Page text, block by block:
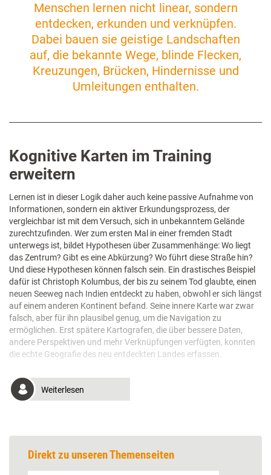
Menschen lernen nicht linear, sondern
entdecken, erkunden und verknüpfen.
Dabei bauen sie geistige Landschaften
auf, die bekannte Wege, blinde Flecken,
Kreuzungen, Brücken, Hindernisse und
Umleitungen enthalten.
Kognitive Karten im Training
erweitern
Lernen ist in dieser Logik daher auch keine passive Aufnahme von
Informationen, sondern ein aktiver Erkundungsprozess, der
vergleichbar ist mit dem Versuch, sich in unbekanntem Gelände
zurechtzufinden. Wer zum ersten Mal in einer fremden Stadt
unterwegs ist, bildet Hypothesen über Zusammenhänge: Wo liegt
das Zentrum? Gibt es eine Abkürzung? Wo führt diese Straße hin?
Und diese Hypothesen können falsch sein. Ein drastisches Beispiel
dafür ist Christoph Kolumbus, der bis zu seinem Tod glaubte, einen
neuen Seeweg nach Indien entdeckt zu haben, obwohl er sich längst
auf einem anderen Kontinent befand. Seine innere Karte war zwar
falsch, aber für ihn plausibel genug, um die Navigation zu
ermöglichen. Erst spätere Kartografen, die über bessere Daten,
andere Perspektiven und mehr Verknüpfungen verfügten, konnten
die echte Geografie des neu entdeckten Landes erfassen.
Weiterlesen
Direkt zu unseren Themenseiten